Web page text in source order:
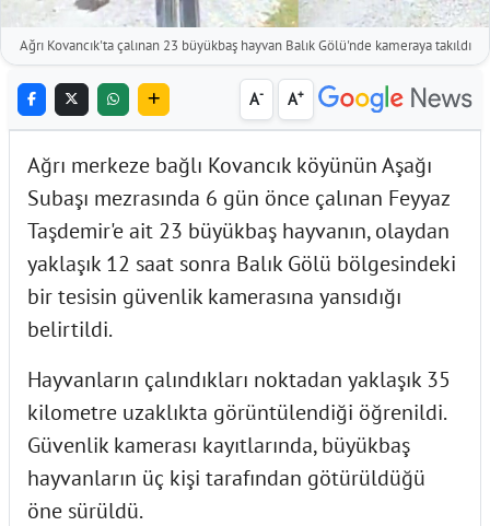
Ağrı Kovancık'ta çalınan 23 büyükbaş hayvan Balık Gölü'nde kameraya takıldı
A- A+
Ağrı merkeze bağlı Kovancık köyünün Aşağı
Subaşı mezrasında 6 gün önce çalınan Feyyaz
Taşdemir'e ait 23 büyükbaş hayvanın, olaydan
yaklaşık 12 saat sonra Balık Gölü bölgesindeki
bir tesisin güvenlik kamerasına yansıdığı
belirtildi.
Hayvanların çalındıkları noktadan yaklaşık 35
kilometre uzaklıkta görüntülendiği öğrenildi.
Güvenlik kamerası kayıtlarında, büyükbaş
hayvanların üç kişi tarafından götürüldüğü
öne sürüldü.